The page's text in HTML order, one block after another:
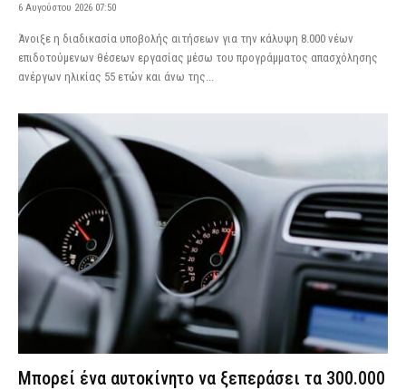
6 Αυγούστου 2026 07:50
Άνοιξε η διαδικασία υποβολής αιτήσεων για την κάλυψη 8.000 νέων
επιδοτούμενων θέσεων εργασίας μέσω του προγράμματος απασχόλησης
ανέργων ηλικίας 55 ετών και άνω της...
Μπορεί ένα αυτοκίνητο να ξεπεράσει τα 300.000